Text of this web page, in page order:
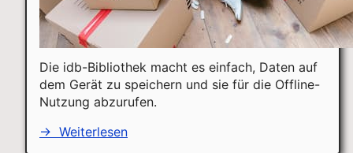
Die idb-Bibliothek macht es einfach, Daten auf
dem Gerät zu speichern und sie für die Offline-
Nutzung abzurufen.
→ Weiterlesen